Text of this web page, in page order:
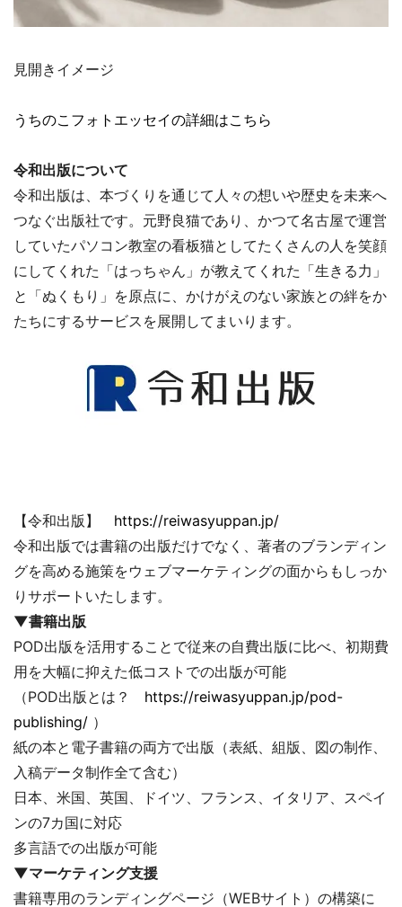
見開きイメージ
うちのこフォトエッセイの詳細はこちら
令和出版について
令和出版は、本づくりを通じて人々の想いや歴史を未来へ
つなぐ出版社です。元野良猫であり、かつて名古屋で運営
していたパソコン教室の看板猫としてたくさんの人を笑顔
にしてくれた「はっちゃん」が教えてくれた「生きる力」
と「ぬくもり」を原点に、かけがえのない家族との絆をか
たちにするサービスを展開してまいります。
【令和出版】 https://reiwasyuppan.jp/
令和出版では書籍の出版だけでなく、著者のブランディン
グを高める施策をウェブマーケティングの面からもしっか
りサポートいたします。
▼書籍出版
POD出版を活用することで従来の自費出版に比べ、初期費
用を大幅に抑えた低コストでの出版が可能
（POD出版とは？ https://reiwasyuppan.jp/pod-
publishing/ ）
紙の本と電子書籍の両方で出版（表紙、組版、図の制作、
入稿データ制作全て含む）
日本、米国、英国、ドイツ、フランス、イタリア、スペイ
ンの7カ国に対応
多言語での出版が可能
▼マーケティング支援
書籍専用のランディングページ（WEBサイト）の構築に